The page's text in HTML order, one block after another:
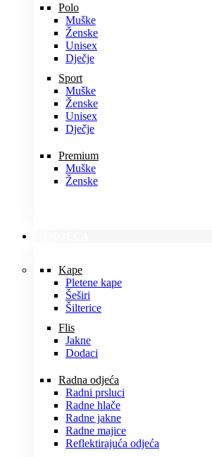
Polo
Muške
Ženske
Unisex
Dječje
Sport
Muške
Ženske
Unisex
Dječje
Premium
Muške
Ženske
Kape
Pletene kape
Šeširi
Šilterice
Flis
Jakne
Dodaci
Radna odjeća
Radni prsluci
Radne hlače
Radne jakne
Radne majice
Reflektirajuća odjeća